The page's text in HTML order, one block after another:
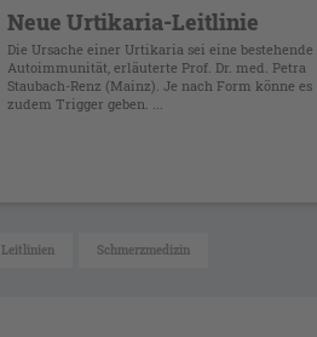
Neue Urtikaria-Leitlinie
Die Ursache einer Urtikaria sei eine bestehende
Autoimmunität, erläuterte Prof. Dr. med. Petra
Staubach-Renz (Mainz). Je nach Form könne es
zudem Trigger geben. ...
Leitlinien Schmerzmedizin